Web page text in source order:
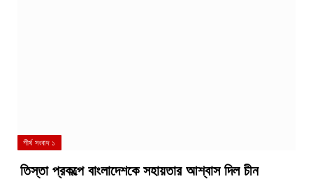
শীর্ষ সংবাদ ১
তিস্তা প্রকল্পে বাংলাদেশকে সহায়তার আশ্বাস দিল চীন